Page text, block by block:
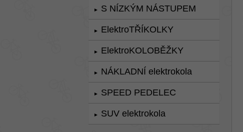
► S NÍZKÝM NÁSTUPEM
► ElektroTŘÍKOLKY
► ElektroKOLOBĚŽKY
► NÁKLADNÍ elektrokola
► SPEED PEDELEC
► SUV elektrokola